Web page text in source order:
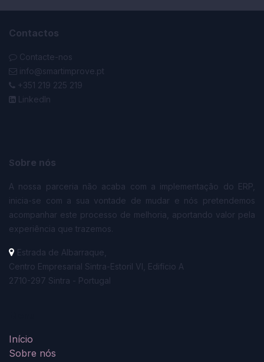
Contactos
Contacte-nos
info@smartimprove.pt
+351 219 225 219
LinkedIn
Sobre nós
A nossa parceria não acaba com a implementação do ERP,
inicia-se com a sua vontade de mudar e nós pretendemos
acompanhar este processo de melhoria, aportando valor pela
experiência que trazemos.
Estrada de Albarraque,
Centro Empresarial Sintra-Estoril VI, Edifício A
2710-297 Sintra - Portugal
Início
Sobre nós